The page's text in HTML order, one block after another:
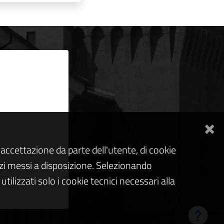
×
da parte dell'utente, di cookie
a disposizione. Selezionando
solo i cookie tecnici necessari alla